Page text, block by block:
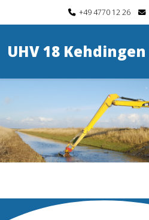
+49 4770 12 26
UHV 18 Kehdingen